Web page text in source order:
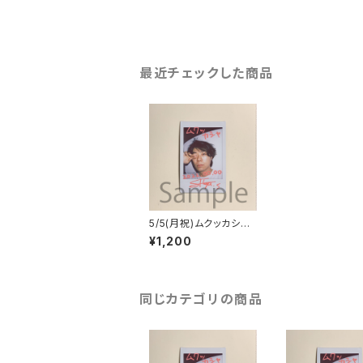
最近チェックした商品
5/5(月祝)ムクッカシャ
チェキ
¥1,200
同じカテゴリの商品